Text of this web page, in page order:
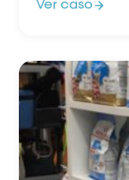
Ver caso